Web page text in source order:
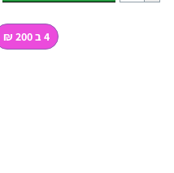
4 ב 200 ₪